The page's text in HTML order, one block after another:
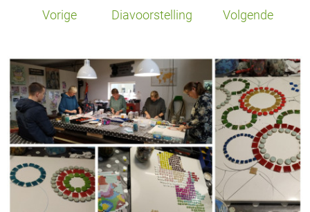
Vorige Diavoorstelling Volgende